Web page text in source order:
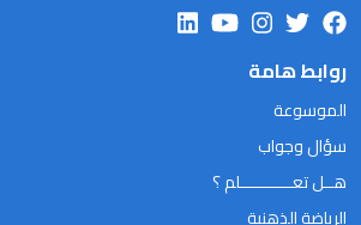
روابط هامة
الموسوعة
سؤال وجواب
هــل تعـــــــــــلم ؟
الرياضة الذهنية